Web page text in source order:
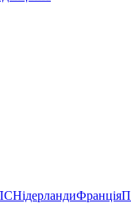
НідерландиФранція